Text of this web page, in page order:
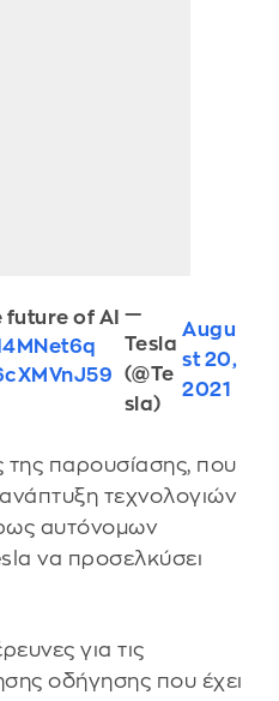
of AI —
Tesla
(@Te
sla)
Augu
st 20,
2021
παρουσίασης, που
τεχνολογιών
αυτόνομων
να προσελκύσει
για τις
οδήγησης που έχει